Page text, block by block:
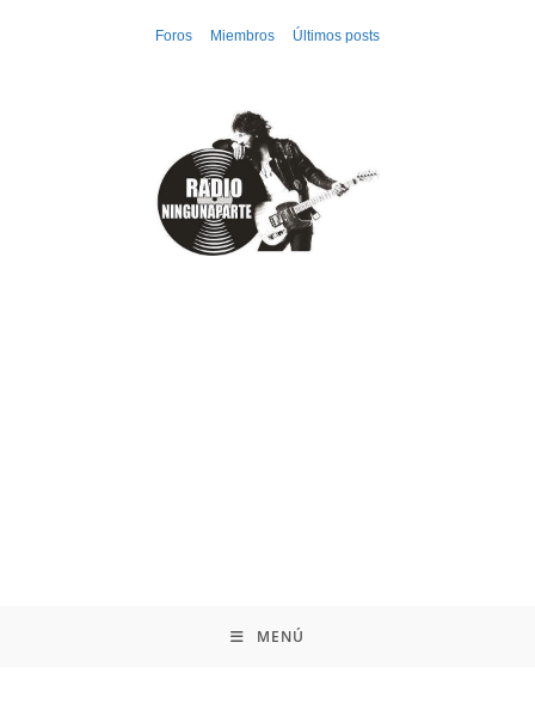
Foros Miembros Últimos posts
MENÚ